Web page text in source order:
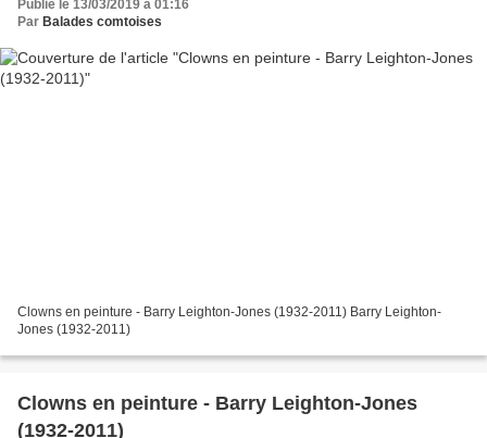
Publié le 13/03/2019 à 01:16
Par Balades comtoises
Clowns en peinture - Barry Leighton-Jones (1932-2011) Barry Leighton-
Jones (1932-2011)
Clowns en peinture - Barry Leighton-Jones
(1932-2011)